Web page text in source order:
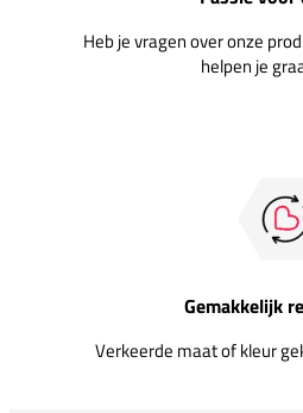
Heb je vragen over onze
helpen je
Gemakkelijk
Verkeerde maat of kleur